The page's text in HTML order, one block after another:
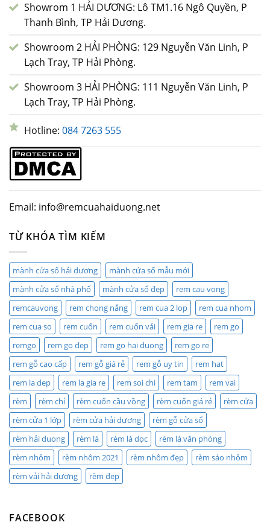
Showrom 1 HẢI DƯƠNG: Lô TM1.16 Ngô Quyền, P
Thanh Bình, TP Hải Dương.
Showroom 2 HẢI PHÒNG: 129 Nguyễn Văn Linh, P
Lạch Tray, TP Hải Phòng.
Showroom 3 HẢI PHÒNG: 111 Nguyễn Văn Linh, P
Lạch Tray, TP Hải Phòng.
Hotline: 084 7263 555
Email: info@remcuahaiduong.net
TỪ KHÓA TÌM KIẾM
mành cửa sổ hải dương
mành cửa sổ mẫu mới
mành cửa sổ nhà phố
mành cửa sổ đẹp
rem cau vong
remcauvong
rem chong nắng rem cua 2 lop
rem cua nhom
rem cua so
rem cuốn rem cuốn vải rem gia re
rem go
remgo
rem go dep rem go hai duong
rem go re
rem gỗ cao cấp
rem gỗ giá rẻ rem gỗ uy tin
rem hat
rem la dep
rem la gia re rem soi chi rem tam
rem vai
rèm
rèm chỉ rèm cuốn cầu vồng rèm cuốn giá rẻ
rèm cửa
rèm cửa 1 lớp
rèm cửa hải dương
rèm gỗ cửa sổ
rèm hải duong
rèm lá rèm lá dọc
rèm lá văn phòng
rèm nhôm
rèm nhôm 2021 rèm nhôm đẹp
rèm sáo nhôm
rèm vải hải dương
rèm đẹp
FACEBOOK